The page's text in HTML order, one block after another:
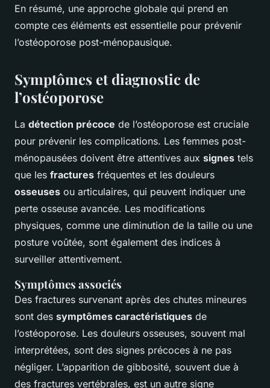
En résumé, une approche globale qui prend en
compte ces éléments est essentielle pour prévenir
l’ostéoporose post-ménopausique.
Symptômes et diagnostic de
l’ostéoporose
La détection précoce de l’ostéoporose est cruciale
pour prévenir les complications. Les femmes post-
ménopausées doivent être attentives aux signes tels
que les fractures fréquentes et les douleurs
osseuses ou articulaires, qui peuvent indiquer une
perte osseuse avancée. Les modifications
physiques, comme une diminution de la taille ou une
posture voûtée, sont également des indices à
surveiller attentivement.
Symptômes associés
Des fractures survenant après des chutes mineures
sont des symptômes caractéristiques de
l’ostéoporose. Les douleurs osseuses, souvent mal
interprétées, sont des signes précoces à ne pas
négliger. L’apparition de gibbosité, souvent due à
des fractures vertébrales, est un autre signe